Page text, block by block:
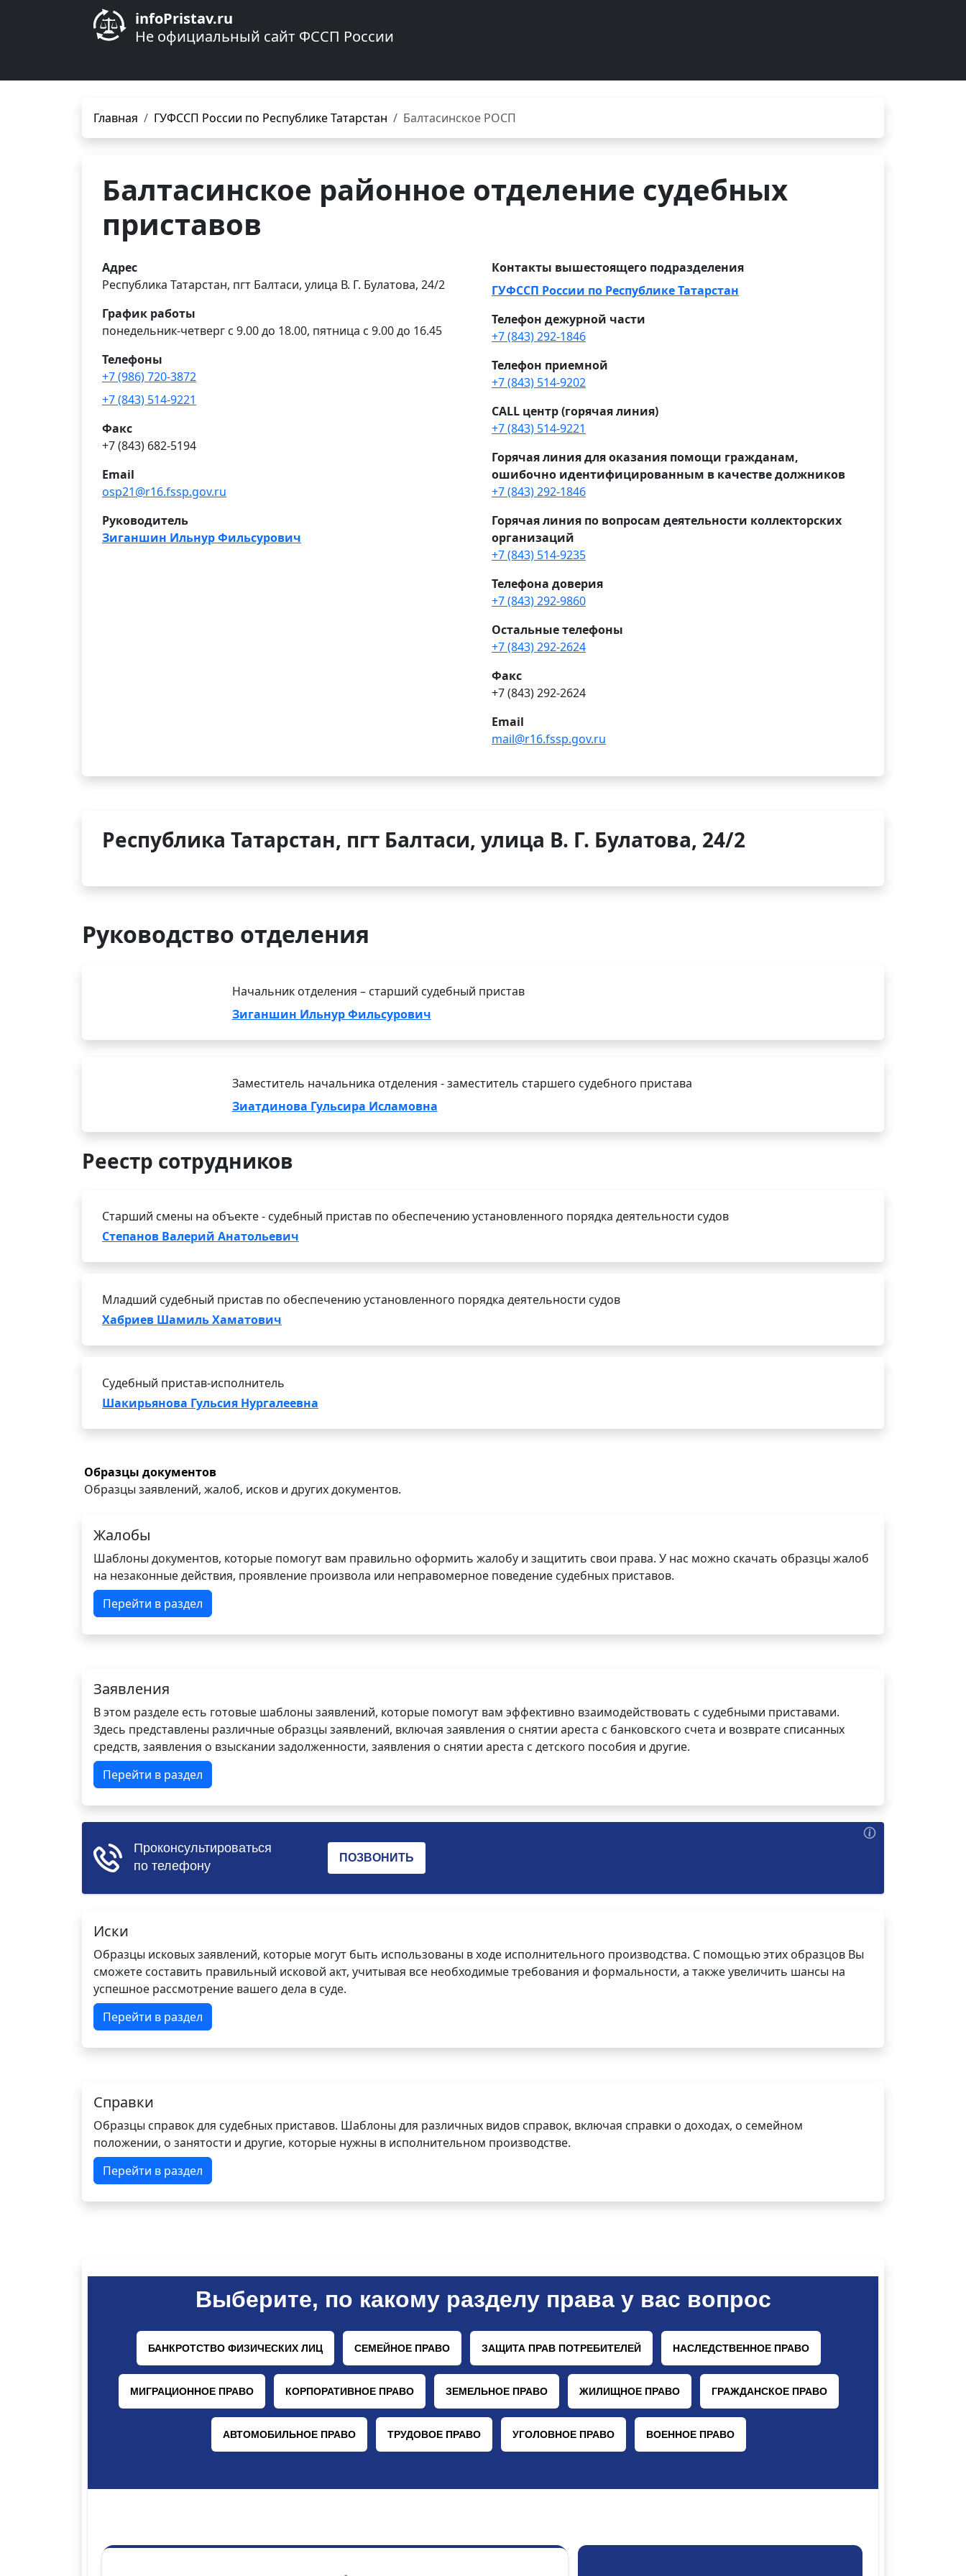
infoPristav.ru
Не официальный сайт ФССП России
Главная ГУФССП России по Республике Татарстан Балтасинское РОСП
Балтасинское районное отделение судебных
приставов
Адрес
Республика Татарстан, пгт Балтаси, улица В. Г. Булатова, 24/2
График работы
понедельник-четверг с 9.00 до 18.00, пятница с 9.00 до 16.45
Телефоны
+7 (986) 720-3872
+7 (843) 514-9221
Факс
+7 (843) 682-5194
Email
osp21@r16.fssp.gov.ru
Руководитель
Зиганшин Ильнур Фильсурович
Контакты вышестоящего подразделения
ГУФССП России по Республике Татарстан
Телефон дежурной части
+7 (843) 292-1846
Телефон приемной
+7 (843) 514-9202
CALL центр (горячая линия)
+7 (843) 514-9221
Горячая линия для оказания помощи гражданам,
ошибочно идентифицированным в качестве должников
+7 (843) 292-1846
Горячая линия по вопросам деятельности коллекторских
организаций
+7 (843) 514-9235
Телефона доверия
+7 (843) 292-9860
Остальные телефоны
+7 (843) 292-2624
Факс
+7 (843) 292-2624
Email
mail@r16.fssp.gov.ru
Республика Татарстан, пгт Балтаси, улица В. Г. Булатова, 24/2
Руководство отделения
Начальник отделения – старший судебный пристав
Зиганшин Ильнур Фильсурович
Заместитель начальника отделения - заместитель старшего судебного пристава
Зиатдинова Гульсира Исламовна
Реестр сотрудников
Старший смены на объекте - судебный пристав по обеспечению установленного порядка деятельности судов
Степанов Валерий Анатольевич
Младший судебный пристав по обеспечению установленного порядка деятельности судов
Хабриев Шамиль Хаматович
Судебный пристав-исполнитель
Шакирьянова Гульсия Нургалеевна
Образцы документов
Образцы заявлений, жалоб, исков и других документов.
Жалобы
Шаблоны документов, которые помогут вам правильно оформить жалобу и защитить свои права. У нас можно скачать образцы жалоб
на незаконные действия, проявление произвола или неправомерное поведение судебных приставов.
Перейти в раздел
Заявления
В этом разделе есть готовые шаблоны заявлений, которые помогут вам эффективно взаимодействовать с судебными приставами.
Здесь представлены различные образцы заявлений, включая заявления о снятии ареста с банковского счета и возврате списанных
средств, заявления о взыскании задолженности, заявления о снятии ареста с детского пособия и другие.
Перейти в раздел
Иски
Образцы исковых заявлений, которые могут быть использованы в ходе исполнительного производства. С помощью этих образцов Вы
сможете составить правильный исковой акт, учитывая все необходимые требования и формальности, а также увеличить шансы на
успешное рассмотрение вашего дела в суде.
Перейти в раздел
Справки
Образцы справок для судебных приставов. Шаблоны для различных видов справок, включая справки о доходах, о семейном
положении, о занятости и другие, которые нужны в исполнительном производстве.
Перейти в раздел